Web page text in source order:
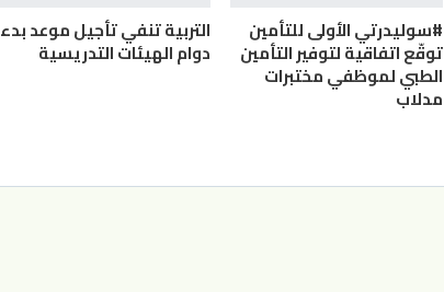
#سوليدرتي الأولى للتأمين
توقّع اتفاقية لتوفير التأمين
الطبي لموظفي مختبرات
مدلاب
التربية تنفي تأجيل موعد بدء
دوام الهيئات التدريسية